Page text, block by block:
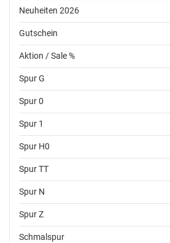
Neuheiten 2026
Gutschein
Aktion / Sale %
Spur G
Spur 0
Spur 1
Spur H0
Spur TT
Spur N
Spur Z
Schmalspur